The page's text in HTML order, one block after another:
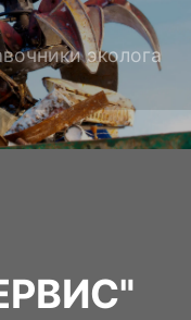
эколога